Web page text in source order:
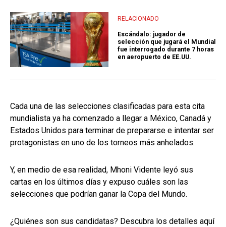
RELACIONADO
Escándalo: jugador de
selección que jugará el Mundial
fue interrogado durante 7 horas
en aeropuerto de EE.UU.
Cada una de las selecciones clasificadas para esta cita
mundialista ya ha comenzado a llegar a México, Canadá y
Estados Unidos para terminar de prepararse e intentar ser
protagonistas en uno de los torneos más anhelados.
Y, en medio de esa realidad, Mhoni Vidente leyó sus
cartas en los últimos días y expuso cuáles son las
selecciones que podrían ganar la Copa del Mundo.
¿Quiénes son sus candidatas? Descubra los detalles aquí